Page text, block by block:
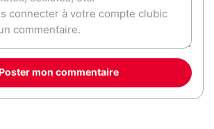
Poster mon commentaire